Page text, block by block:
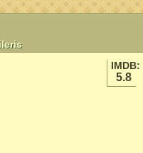
IMDB:
5.8